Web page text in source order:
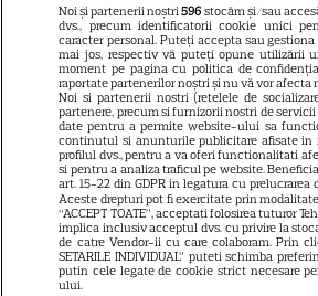
Luna plină
deschide un
momentul
schimba
Noi și partenerii noștri596 stocăm și/sau
dvs., precum identificatorii cookie unici
caracter personal. Puteți accepta sau
mai jos, respectiv vă puteți opune utilizării
moment pe pagina cu politica de
raportate partenerilor noștri și nu vă vor afecta
Noi si partenerii nostri (retelele de
partenere, precum si furnizorii nostri de
date pentru a permite website-ului sa
continutul si anunturile publicitare afisate in
profilul dvs., pentru a va oferi functionalitati
si pentru a analiza traficul pe website.
art. 15-22 din GDPR in legatura cu
Aceste drepturi pot fi exercitate prin
“ACCEPT TOATE”, acceptati folosirea tuturor
implica inclusiv acceptul dvs. cu privire la
de catre Vendor-ii cu care colaboram. Prin
SETARILE INDIVIDUAL” puteti schimba
putin cele legate de cookie strict necesare
ului.